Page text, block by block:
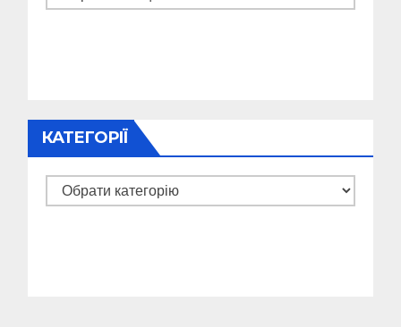
КАТЕГОРІЇ
Категорії